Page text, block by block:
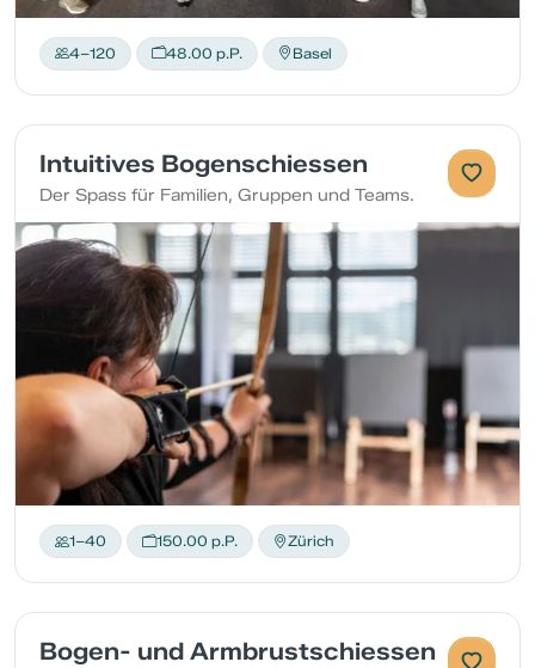
4–120 48.00 p.P. Basel
Intuitives Bogenschiessen
Der Spass für Familien, Gruppen und Teams.
1–40 150.00 p.P. Zürich
Bogen- und Armbrustschiessen